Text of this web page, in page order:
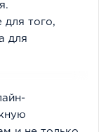
для того,
для